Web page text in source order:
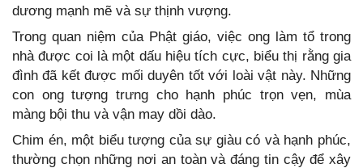
dương mạnh mẽ và sự thịnh vượng.
Trong quan niệm của Phật giáo, việc ong làm tổ trong
nhà được coi là một dấu hiệu tích cực, biểu thị rằng gia
đình đã kết được mối duyên tốt với loài vật này. Những
con ong tượng trưng cho hạnh phúc trọn vẹn, mùa
màng bội thu và vận may dồi dào.
Chim én, một biểu tượng của sự giàu có và hạnh phúc,
thường chọn những nơi an toàn và đáng tin cậy để xây